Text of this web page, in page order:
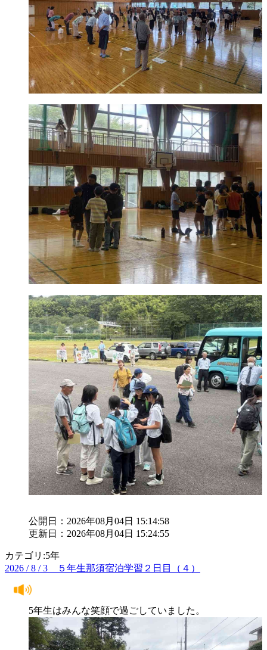
公開日：2026年08月04日 15:14:58
更新日：2026年08月04日 15:24:55
カテゴリ:5年
2026 / 8 / 3 ５年生那須宿泊学習２日目（４）
5年生はみんな笑顔で過ごしていました。